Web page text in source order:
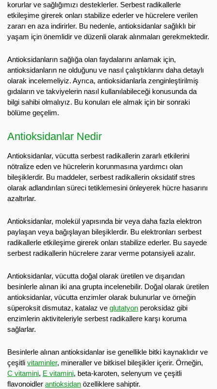
korurlar ve sağlığımızı desteklerler. Serbest radikallerle
etkileşime girerek onları stabilize ederler ve hücrelere verilen
zararı en aza indirirler. Bu nedenle, antioksidanlar sağlıklı bir
yaşam için önemlidir ve düzenli olarak alınmaları gerekmektedir.
Antioksidanların sağlığa olan faydalarını anlamak için,
antioksidanların ne olduğunu ve nasıl çalıştıklarını daha detaylı
olarak incelemeliyiz. Ayrıca, antioksidanlarla zenginleştirilmiş
gıdaların ve takviyelerin nasıl kullanılabileceği konusunda da
bilgi sahibi olmalıyız. Bu konuları ele almak için bir sonraki
bölüme geçelim.
Antioksidanlar Nedir
Antioksidanlar, vücutta serbest radikallerin zararlı etkilerini
nötralize eden ve hücrelerin korunmasına yardımcı olan
bileşiklerdir. Bu maddeler, serbest radikallerin oksidatif stres
olarak adlandırılan süreci tetiklemesini önleyerek hücre hasarını
azaltırlar.
Antioksidanlar, molekül yapısında bir veya daha fazla elektron
paylaşan veya bağışlayan bileşiklerdir. Bu elektronları serbest
radikallerle etkileşime girerek onları stabilize ederler. Bu sayede
serbest radikallerin hücrelere zarar verme potansiyeli azalır.
Antioksidanlar, vücutta doğal olarak üretilen ve dışarıdan
besinlerle alınan iki ana grupta incelenebilir. Doğal olarak üretilen
antioksidanlar, vücutta enzimler olarak bulunurlar ve örneğin
süperoksit dismutaz, katalaz ve glutatyon peroksidaz gibi
enzimlerin aktiviteleriyle serbest radikallere karşı koruma
sağlarlar.
Besinlerle alınan antioksidanlar ise genellikle bitki kaynaklıdır ve
çeşitli vitaminler, mineraller ve bitkisel bileşikler içerir. Örneğin,
C vitamini, E vitamini, beta-karoten, selenyum ve çeşitli
flavonoidler antioksidan özelliklere sahiptir.